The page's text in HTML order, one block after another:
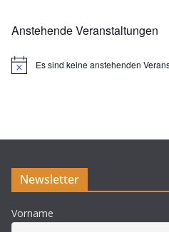
Anstehende Veranstaltungen
H
s
Es sind keine anstehenden
Newsletter
Vorname